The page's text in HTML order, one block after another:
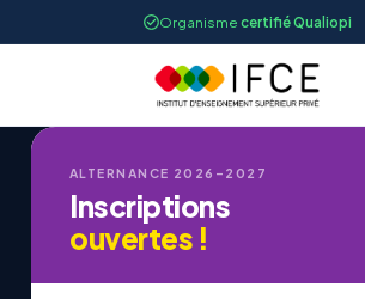
Organisme certifié Qualiopi
ALTERNANCE 2026–2027
Inscriptions
ouvertes !